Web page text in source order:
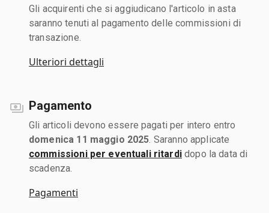
Gli acquirenti che si aggiudicano l'articolo in asta
saranno tenuti al pagamento delle commissioni di
transazione.
Ulteriori dettagli
Pagamento
Gli articoli devono essere pagati per intero entro
domenica 11 maggio 2025 . Saranno applicate
commissioni per eventuali ritardidopo la data di
scadenza.
Pagamenti